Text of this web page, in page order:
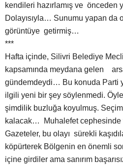
kendileri hazırlamış ve önceden
Dolayısıyla… Sunumu yapan da
görüntüye getirmiş…
***
Hafta içinde, Silivri Belediye
kapsamında meydana gelen
gündemdeydi… Bu konuda Parti
ilgili yeni bir şey söylenmedi. Öyle
şimdilik buzluğa koyulmuş.
kalacak… Muhalefet cephesinde
Gazeteler, bu olayı sürekli
köpürterek Bölgenin en önemli
içine girdiler ama sanırım